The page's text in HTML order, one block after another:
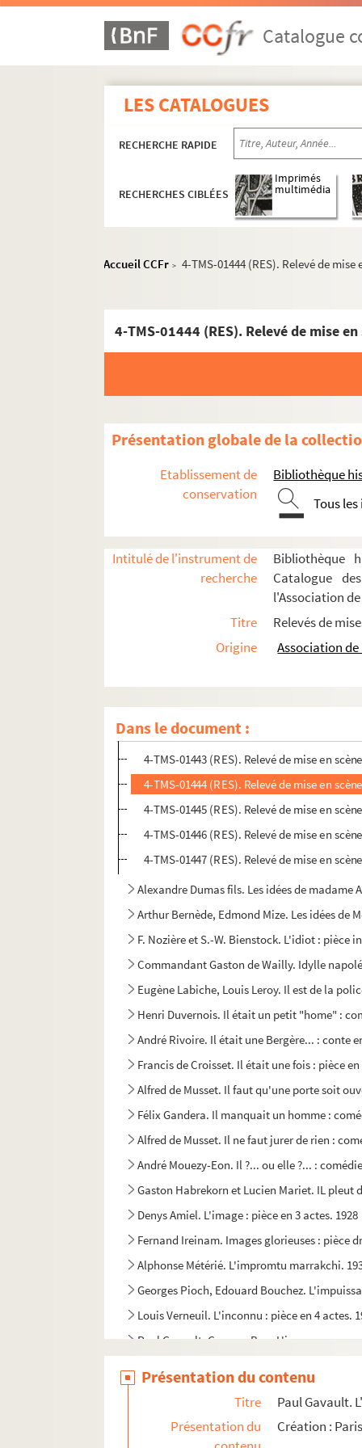
Catalogue
LES CATALOGUES
RECHERCHE RAPIDE
RECHERCHES CIBLÉES
Imprimés
multimédia
Accueil CCFr > 4-TMS-01444 (RES). Relevé de mise
4-TMS-01444 (RES). Relevé de mise en
Présentation globale de la
Etablissement de
conservation
Bibliothèque
Tous
Intitulé de l'instrument de
recherche
Bibliothèque
Catalogue
l'Association
Titre
Relevés de
Origine
Association
Dans le document :
Eugène Verconsin. Ici, Médor! : Comédie en
Ferdinand Esselin. Ici on marie : comédie-
4-TMS-01442 (RES). Relevé de mise en
8-TMS-01433 (RES). Articles de presse
4-TMS-01443 (RES). Relevé de mise en
4-TMS-01444 (RES). Relevé de mise en
4-TMS-01445 (RES). Relevé de mise en
4-TMS-01446 (RES). Relevé de mise en
4-TMS-01447 (RES). Relevé de mise en
Alexandre Dumas fils. Les idées de madame
Arthur Bernède, Edmond Mize. Les idées de
F. Nozière et S.-W. Bienstock. L'idiot : pièce
Commandant Gaston de Wailly. Idylle
Eugène Labiche, Louis Leroy. Il est de la
Henri Duvernois. Il était un petit "home" :
André Rivoire. Il était une Bergère... : conte
Francis de Croisset. Il était une fois : pièce en
Alfred de Musset. Il faut qu'une porte soit
Félix Gandera. Il manquait un homme :
Alfred de Musset. Il ne faut jurer de rien :
André Mouezy-Eon. Il ?... ou elle ?... :
Gaston Habrekorn et Lucien Mariet. IL pleut
Denys Amiel. L'image : pièce en 3 actes. 1928
Fernand Ireinam. Images glorieuses : pièce
Alphonse Métérié. L'impromtu marrakchi.
Georges Pioch, Edouard Bouchez.
Louis Verneuil. L'inconnu : pièce en 4 actes.
Paul Gavault, Georges Berr. L'inconnue :
Jacques Natanson. L'infidèle éperdu :
Présentation du contenu
Titre
Paul Gavault.
Présentation du
Création :